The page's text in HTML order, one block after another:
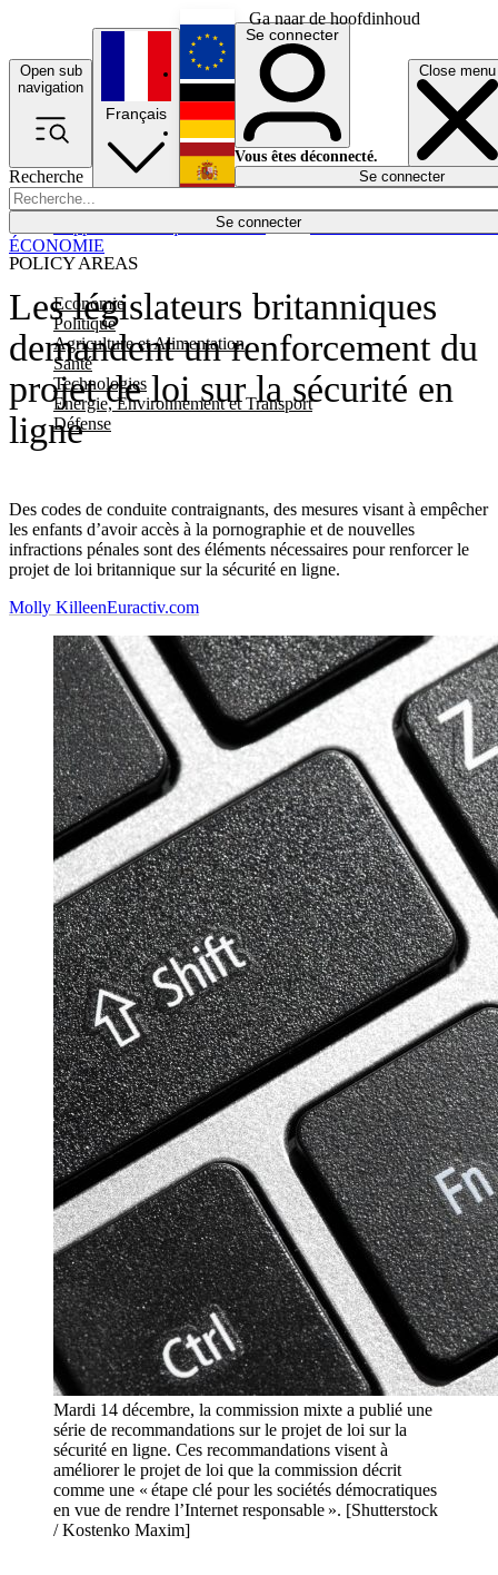
Ga naar de hoofdinhoud
Open sub
navigation
Close menu
Recherche
Se connecter
POLICY AREAS
Economie
Politique
Agriculture et Alimentation
Santé
Technologies
Energie, Environnement et Transport
Défense
Économie
Français
English
Deutsch
Español
Se connecter
Vous êtes déconnecté.
Se connecter
Les législateurs britanniques
demandent un renforcement du
projet de loi sur la sécurité en
ligne
Des codes de conduite contraignants, des mesures visant à empêcher
les enfants d’avoir accès à la pornographie et de nouvelles
infractions pénales sont des éléments nécessaires pour renforcer le
projet de loi britannique sur la sécurité en ligne.
ÉCONOMIE
Molly KilleenEuractiv.com
Mardi 14 décembre, la commission mixte a publié une
série de recommandations sur le projet de loi sur la
sécurité en ligne. Ces recommandations visent à
améliorer le projet de loi que la commission décrit
comme une « étape clé pour les sociétés démocratiques
en vue de rendre l’Internet responsable ». [Shutterstock
/ Kostenko Maxim]